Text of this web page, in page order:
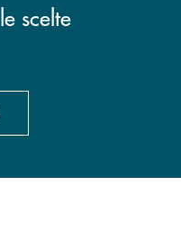
le scelte